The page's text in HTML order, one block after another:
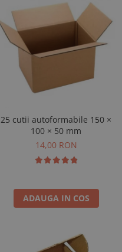
25 cutii autoformabile 150 ×
100 × 50 mm
14,00 RON
ADAUGA IN COS